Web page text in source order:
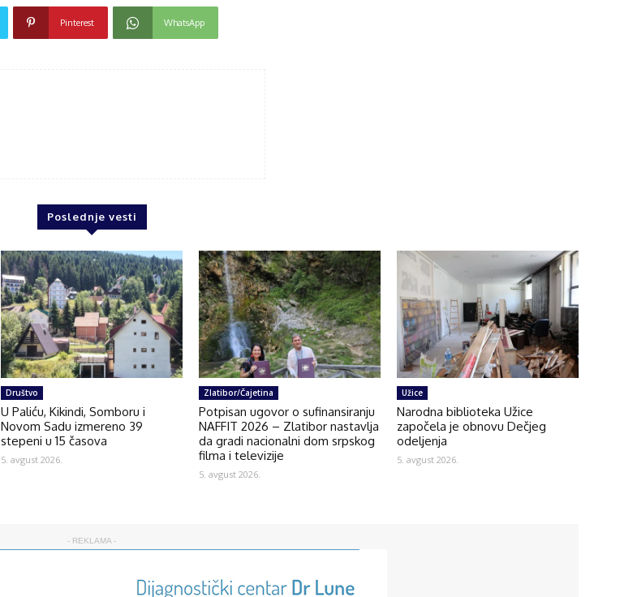
Pinterest WhatsApp
Poslednje vesti
Društvo
U Paliću, Kikindi, Somboru i
Novom Sadu izmereno 39
stepeni u 15 časova
5. avgust 2026.
Zlatibor/Čajetina
Potpisan ugovor o sufinansiranju
NAFFIT 2026 – Zlatibor nastavlja
da gradi nacionalni dom srpskog
filma i televizije
5. avgust 2026.
Užice
Narodna biblioteka Užice
započela je obnovu Dečjeg
odeljenja
5. avgust 2026.
- REKLAMA -